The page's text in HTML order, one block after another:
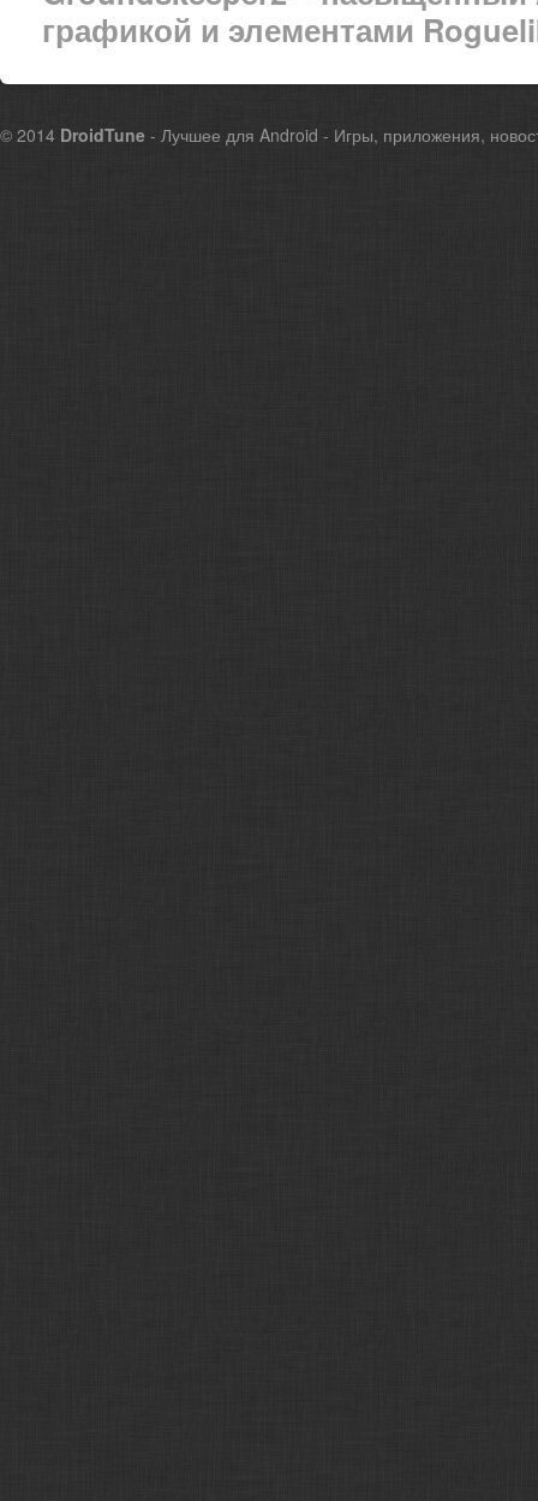
графикой и элементами
© 2014 DroidTune - Лучшее для Android - Игры, приложения,